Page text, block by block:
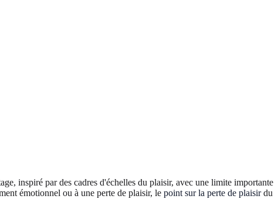
inspiré par des cadres d'échelles du plaisir, avec une limite importante
émotionnel ou à une perte de plaisir, le point sur la perte de plaisirdu